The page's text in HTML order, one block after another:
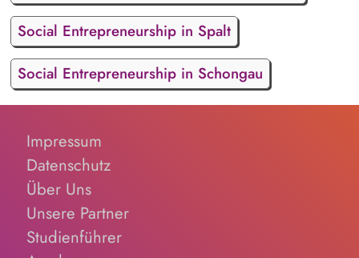
Social Entrepreneurship in Spalt
Social Entrepreneurship in Schongau
Impressum
Datenschutz
Über Uns
Unsere Partner
Studienführer